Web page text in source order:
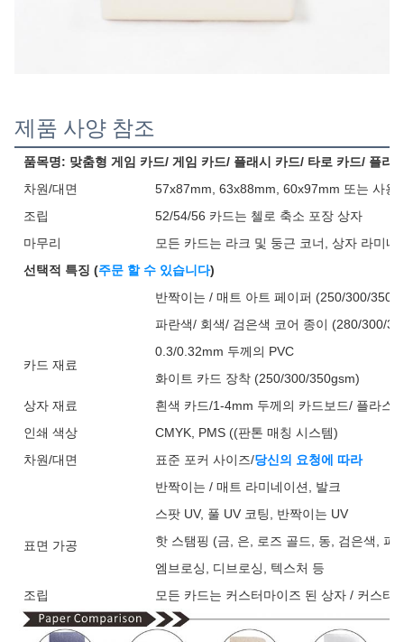
제품 사양 참조
품목명: 맞춤형 게임 카드/ 게임 카드/ 플래시 카드/ 타로 카드/ 플라
차원/대면
57x87mm, 63x88mm, 60x97mm 또는 사용
조립
52/54/56 카드는 첼로 축소 포장 상자
마무리
모든 카드는 라크 및 둥근 코너, 상자 라미네
선택적 특징 (주문 할 수 있습니다)
카드 재료
반짝이는 / 매트 아트 페이퍼 (250/300/350/
파란색/ 회색/ 검은색 코어 종이 (280/300/
0.3/0.32mm 두께의 PVC
화이트 카드 장착 (250/300/350gsm)
상자 재료
흰색 카드/1-4mm 두께의 카드보드/ 플라스
인쇄 색상
CMYK, PMS ((판톤 매칭 시스템)
차원/대면
표준 포커 사이즈/당신의 요청에 따라
표면 가공
반짝이는 / 매트 라미네이션, 발크
스팟 UV, 풀 UV 코팅, 반짝이는 UV
핫 스탬핑 (금, 은, 로즈 골드, 동, 검은색, 파
엠브로싱, 디브로싱, 텍스처 등
조립
모든 카드는 커스터마이즈 된 상자 / 커스터